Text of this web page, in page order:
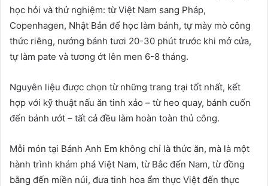
học hỏi và thử nghiệm: từ Việt Nam sang Pháp,
Copenhagen, Nhật Bản để học làm bánh, tự mày mò công
thức riêng, nướng bánh tươi 20-30 phút trước khi mở cửa,
tự làm pate và tương ớt lên men 6-8 tháng.
Nguyên liệu được chọn từ những trang trại tốt nhất, kết
hợp với kỹ thuật nấu ăn tinh xảo – từ heo quay, bánh cuốn
đến bánh ướt – tất cả đều làm hoàn toàn thủ công.
Mỗi món tại Bánh Anh Em không chỉ là thức ăn, mà là một
hành trình khám phá Việt Nam, từ Bắc đến Nam, từ đồng
bằng đến miền núi, đưa tinh hoa ẩm thực Việt đến thực